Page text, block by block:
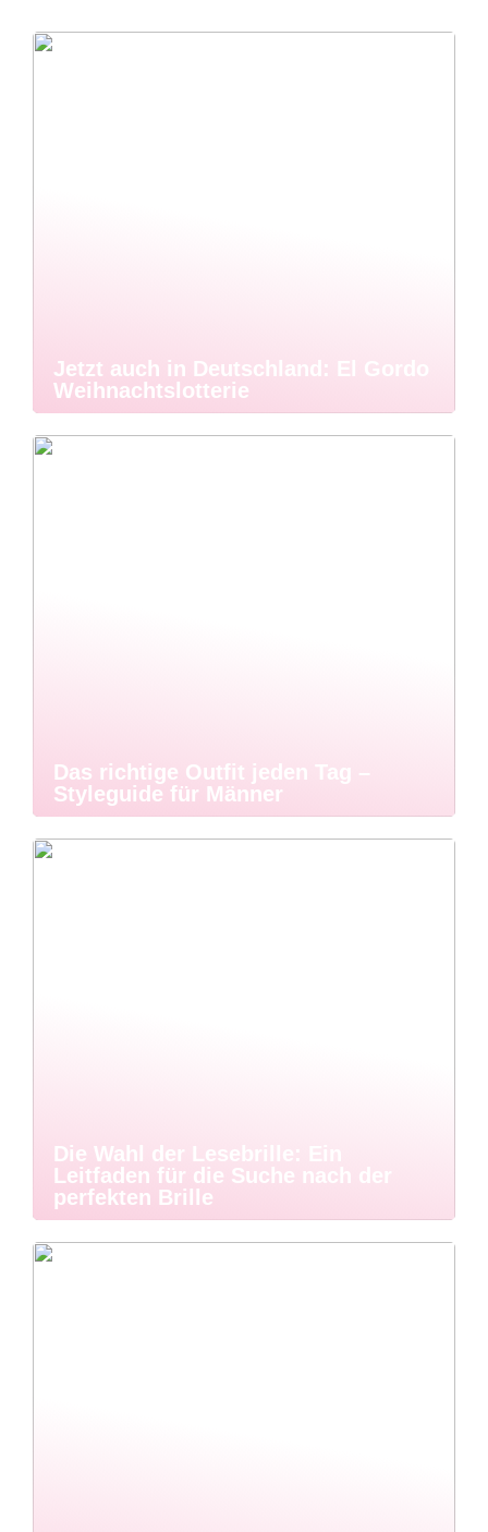
Jetzt auch in Deutschland: El Gordo
Weihnachtslotterie
Das richtige Outfit jeden Tag –
Styleguide für Männer
Die Wahl der Lesebrille: Ein
Leitfaden für die Suche nach der
perfekten Brille